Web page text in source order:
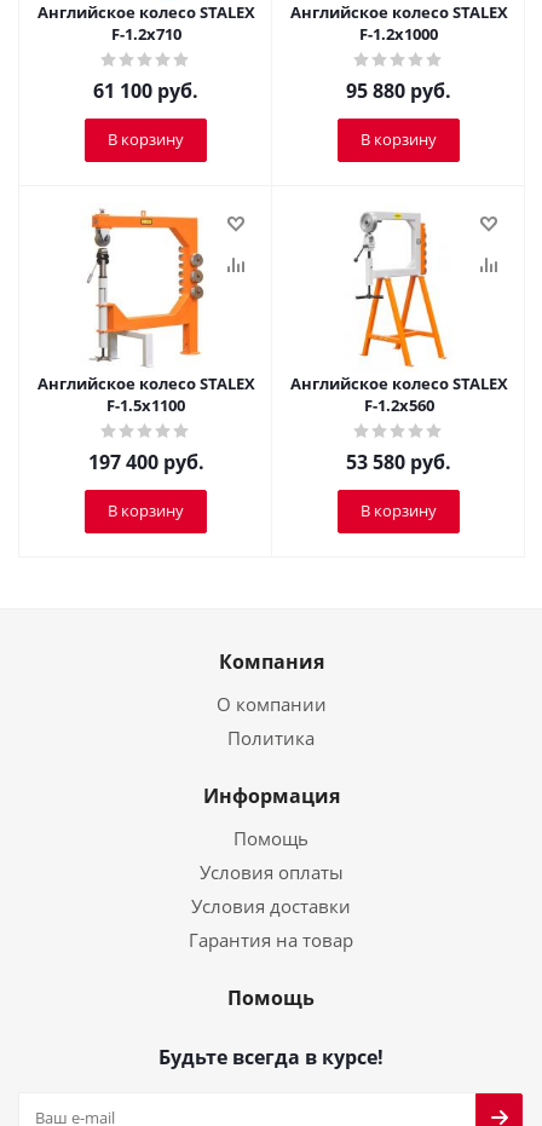
Английское колесо STALEX
F-1.2х710
61 100 руб.
В корзину
Английское колесо STALEX
F-1.2х1000
95 880 руб.
В корзину
Английское колесо STALEX
F-1.5х1100
197 400руб.
В корзину
Английское колесо STALEX
F-1.2х560
53 580 руб.
В корзину
Компания
О компании
Политика
Информация
Помощь
Условия оплаты
Условия доставки
Гарантия на товар
Помощь
Будьте всегда в курсе!